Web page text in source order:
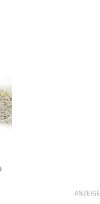
ANZEIGE